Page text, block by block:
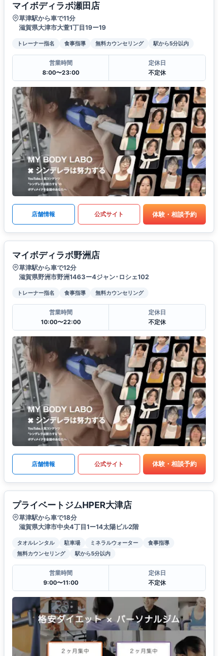
マイボディラボ瀬田店
草津駅から車で11分
滋賀県大津市大萱1丁目19ー19
トレーナー指名 食事指導 無料カウンセリング 駅から5分以内
営業時間
8:00〜23:00
定休日
不定休
店舗情報 公式サイト 体験・相談予約
マイボディラボ野洲店
草津駅から車で12分
滋賀県野洲市野洲1463ー4ジャン･ロシェ102
トレーナー指名 食事指導 無料カウンセリング
営業時間
10:00〜22:00
定休日
不定休
店舗情報 公式サイト 体験・相談予約
プライベートジムHPER大津店
草津駅から車で18分
滋賀県大津市中央4丁目1ー14太陽ビル2階
タオルレンタル 駐車場 ミネラルウォーター
食事指導
無料カウンセリング
駅から5分以内
営業時間
9:00〜11:00
定休日
不定休